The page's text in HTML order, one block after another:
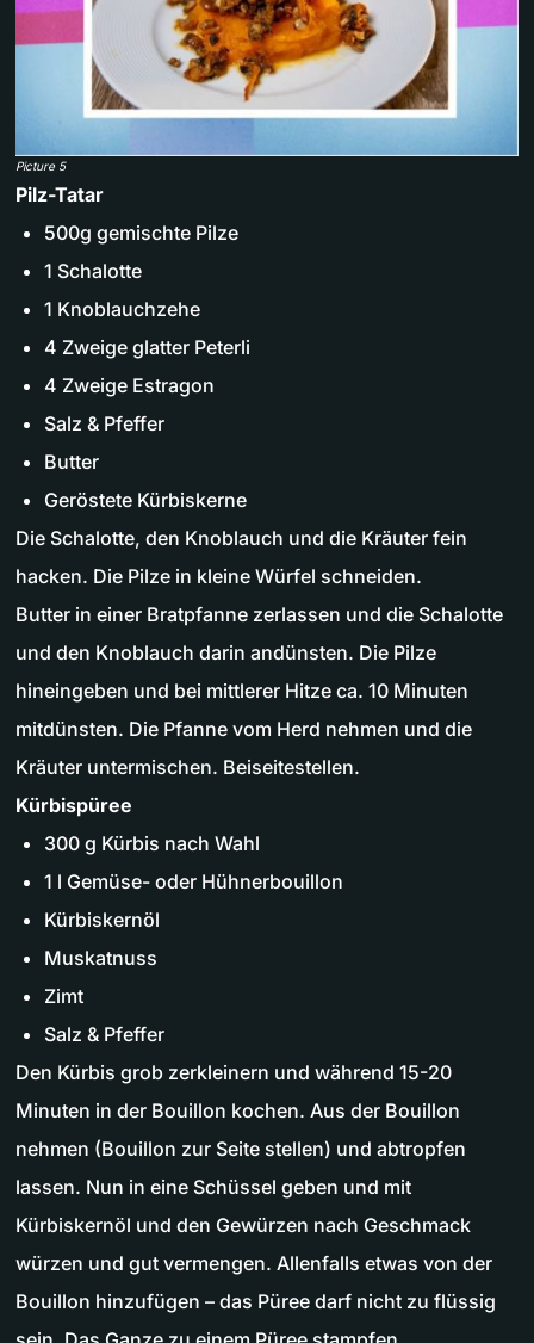
Picture 5
Pilz-Tatar
500g gemischte Pilze
1 Schalotte
1 Knoblauchzehe
4 Zweige glatter Peterli
4 Zweige Estragon
Salz & Pfeffer
Butter
Geröstete Kürbiskerne
Die Schalotte, den Knoblauch und die Kräuter fein
hacken. Die Pilze in kleine Würfel schneiden.
Butter in einer Bratpfanne zerlassen und die Schalotte
und den Knoblauch darin andünsten. Die Pilze
hineingeben und bei mittlerer Hitze ca. 10 Minuten
mitdünsten. Die Pfanne vom Herd nehmen und die
Kräuter untermischen. Beiseitestellen.
Kürbispüree
300 g Kürbis nach Wahl
1 l Gemüse- oder Hühnerbouillon
Kürbiskernöl
Muskatnuss
Zimt
Salz & Pfeffer
Den Kürbis grob zerkleinern und während 15-20
Minuten in der Bouillon kochen. Aus der Bouillon
nehmen (Bouillon zur Seite stellen) und abtropfen
lassen. Nun in eine Schüssel geben und mit
Kürbiskernöl und den Gewürzen nach Geschmack
würzen und gut vermengen. Allenfalls etwas von der
Bouillon hinzufügen – das Püree darf nicht zu flüssig